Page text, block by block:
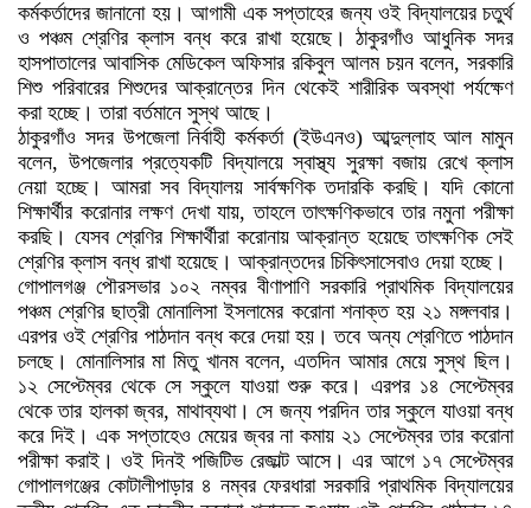
কর্মকর্তাদের জানানো হয়। আগামী এক সপ্তাহের জন্য ওই বিদ্যালয়ের চতুর্থ
ও পঞ্চম শ্রেণির ক্লাস বন্ধ করে রাখা হয়েছে। ঠাকুরগাঁও আধুনিক সদর
হাসপাতালের আবাসিক মেডিকেল অফিসার রকিবুল আলম চয়ন বলেন, সরকারি
শিশু পরিবারের শিশুদের আক্রান্তের দিন থেকেই শারীরিক অবস্থা পর্যক্ষেণ
করা হচ্ছে। তারা বর্তমানে সুস্থ আছে।
ঠাকুরগাঁও সদর উপজেলা নির্বাহী কর্মকর্তা (ইউএনও) আব্দুল্লাহ আল মামুন
বলেন, উপজেলার প্রত্যেকটি বিদ্যালয়ে স্বাস্থ্য সুরক্ষা বজায় রেখে ক্লাস
নেয়া হচ্ছে। আমরা সব বিদ্যালয় সার্বক্ষণিক তদারকি করছি। যদি কোনো
শিক্ষার্থীর করোনার লক্ষণ দেখা যায়, তাহলে তাৎক্ষণিকভাবে তার নমুনা পরীক্ষা
করছি। যেসব শ্রেণির শিক্ষার্থীরা করোনায় আক্রান্ত হয়েছে তাৎক্ষণিক সেই
শ্রেণির ক্লাস বন্ধ রাখা হয়েছে। আক্রান্তদের চিকিৎসাসেবাও দেয়া হচ্ছে।
গোপালগঞ্জ পৌরসভার ১০২ নম্বর বীণাপাণি সরকারি প্রাথমিক বিদ্যালয়ের
পঞ্চম শ্রেণির ছাত্রী মোনালিসা ইসলামের করোনা শনাক্ত হয় ২১ মঙ্গলবার।
এরপর ওই শ্রেণির পাঠদান বন্ধ করে দেয়া হয়। তবে অন্য শ্রেণিতে পাঠদান
চলছে। মোনালিসার মা মিতু খানম বলেন, এতদিন আমার মেয়ে সুস্থ ছিল।
১২ সেপ্টেম্বর থেকে সে স্কুলে যাওয়া শুরু করে। এরপর ১৪ সেপ্টেম্বর
থেকে তার হালকা জ্বর, মাথাব্যথা। সে জন্য পরদিন তার স্কুলে যাওয়া বন্ধ
করে দিই। এক সপ্তাহেও মেয়ের জ্বর না কমায় ২১ সেপ্টেম্বর তার করোনা
পরীক্ষা করাই। ওই দিনই পজিটিভ রেজাল্ট আসে। এর আগে ১৭ সেপ্টেম্বর
গোপালগঞ্জের কোটালীপাড়ার ৪ নম্বর ফেরধারা সরকারি প্রাথমিক বিদ্যালয়ের